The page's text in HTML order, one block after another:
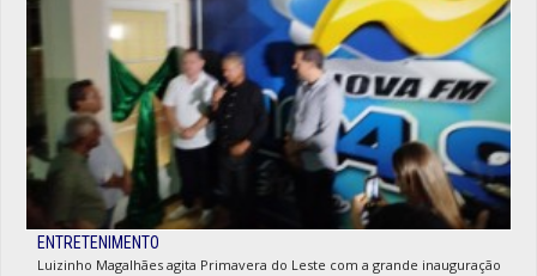
ENTRETENIMENTO
Luizinho Magalhães agita Primavera do Leste com a grande inauguração